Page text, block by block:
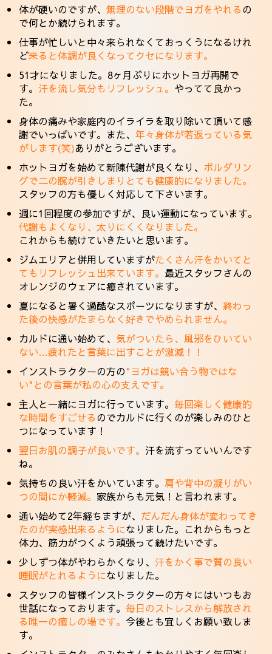
体が硬いのですが、無理のない段階でヨガをやれるの
で何とか続けられます。
仕事が忙しいと中々来られなくておっくうになるけれ
ど来ると体調が良くなってクセになります。
51才になりました。8ヶ月ぶりにホットヨガ再開で
す。汗を流し気分もリフレッシュ。 やってて良かっ
た。
身体の痛みや家庭内のイライラを取り除いて頂いて感
謝でいっぱいです。また、年々身体が若返っている気
がします(笑)ありがとうございます。
ホットヨガを始めて新陳代謝が良くなり、 ボルダリン
グで二の腕が引きしまりとても健康的になりました。
スタッフの方も優しく対応して下さいます。
週に1回程度の参加ですが、良い運動になっています。
代謝もよくなり、太りにくくなりました。
これからも続けていきたいと思います。
ジムエリアと併用していますがたくさん汗をかいてと
てもリフレッシュ出来ています。 最近スタッフさんの
オレンジのウェアに癒されています。
夏になると暑く過酷なスポーツになりますが、 終わっ
た後の快感がたまらなく好きでやめられません。
カルドに通い始めて、 気がついたら、風邪をひいてい
ない…疲れたと言葉に出すことが激減！！
インストラクターの方の"ヨガは競い合う物ではな
い"との言葉が私の心の支えです。
主人と一緒にヨガに行っています。 毎回楽しく健康的
な時間をすごせるのでカルドに行くのが楽しみのひと
つになっています！
翌日お肌の調子が良いです。汗を流すっていいんです
ね。
気持ちの良い汗をかいています。 肩や背中の凝りがい
つの間にか軽減。 家族からも元気！と言われます。
通い始めて2年経ちますが、 だんだん身体が変わってき
たのが実感出来るようになりました。これからもっと
体力、筋力がつくよう頑張って続けたいです。
少しずつ体がやわらかくなり、汗をかく事で質の良い
睡眠がとれるようになりました。
スタッフの皆様インストラクターの方々にはいつもお
世話になっております。 毎日のストレスから解放され
る唯一の癒しの場です。 今後とも宜しくお願い致しま
す。